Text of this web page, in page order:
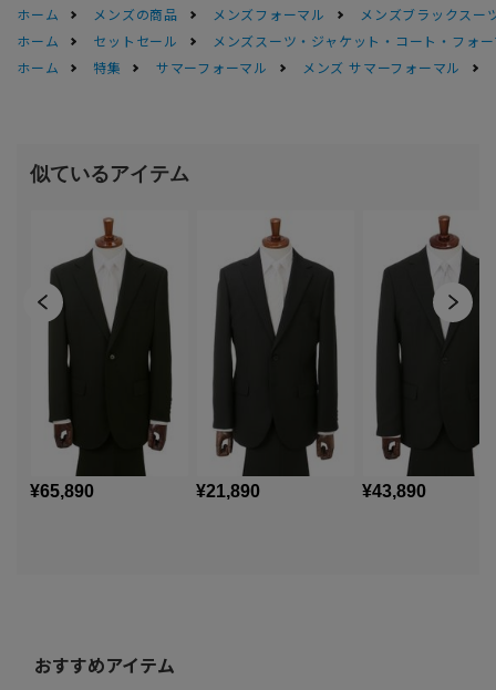
ホーム メンズの商品 メンズフォーマル
メンズブラックスー
ホーム
セットセール
メンズスーツ・ジャケット・コート・フォ
ホーム
特集 サマーフォーマル メンズ サマーフォーマル